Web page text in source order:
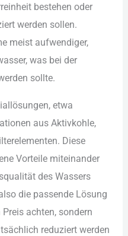
bes︇tehen ode︇r
wer︇den sol︇len.
mei︇st auf︇wendiger,
was︇ bei︇ der︇
sol︇lte.
etw︇a
aus︇ Akt︇ivkohle,
Die︇se
Vor︇teile mit︇einander
des︇ Was︇sers
die︇ pas︇sende Lös︇ung
ach︇ten, son︇dern
red︇uziert wer︇den